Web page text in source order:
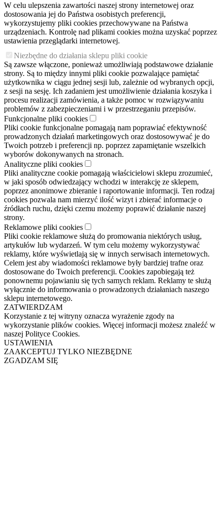
W celu ulepszenia zawartości naszej strony internetowej oraz
dostosowania jej do Państwa osobistych preferencji,
wykorzystujemy pliki cookies przechowywane na Państwa
urządzeniach. Kontrolę nad plikami cookies można uzyskać poprzez
ustawienia przeglądarki internetowej.
Niezbędne do działania sklepu pliki cookie
Są zawsze włączone, ponieważ umożliwiają podstawowe działanie
strony. Są to między innymi pliki cookie pozwalające pamiętać
użytkownika w ciągu jednej sesji lub, zależnie od wybranych opcji,
z sesji na sesję. Ich zadaniem jest umożliwienie działania koszyka i
procesu realizacji zamówienia, a także pomoc w rozwiązywaniu
problemów z zabezpieczeniami i w przestrzeganiu przepisów.
Funkcjonalne pliki cookies
Pliki cookie funkcjonalne pomagają nam poprawiać efektywność
prowadzonych działań marketingowych oraz dostosowywać je do
Twoich potrzeb i preferencji np. poprzez zapamiętanie wszelkich
wyborów dokonywanych na stronach.
Analityczne pliki cookies
Pliki analityczne cookie pomagają właścicielowi sklepu zrozumieć,
w jaki sposób odwiedzający wchodzi w interakcję ze sklepem,
poprzez anonimowe zbieranie i raportowanie informacji. Ten rodzaj
cookies pozwala nam mierzyć ilość wizyt i zbierać informacje o
źródłach ruchu, dzięki czemu możemy poprawić działanie naszej
strony.
Reklamowe pliki cookies
Pliki cookie reklamowe służą do promowania niektórych usług,
artykułów lub wydarzeń. W tym celu możemy wykorzystywać
reklamy, które wyświetlają się w innych serwisach internetowych.
Celem jest aby wiadomości reklamowe były bardziej trafne oraz
dostosowane do Twoich preferencji. Cookies zapobiegają też
ponownemu pojawianiu się tych samych reklam. Reklamy te służą
wyłącznie do informowania o prowadzonych działaniach naszego
sklepu internetowego.
ZATWIERDZAM
Korzystanie z tej witryny oznacza wyrażenie zgody na
wykorzystanie plików cookies. Więcej informacji możesz znaleźć w
naszej Polityce Cookies.
USTAWIENIA
ZAAKCEPTUJ TYLKO NIEZBĘDNE
ZGADZAM SIĘ